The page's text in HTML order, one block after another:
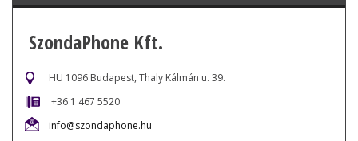
SzondaPhone Kft.
HU 1096 Budapest, Thaly Kálmán u. 39.
+36 1 467 5520
info@szondaphone.hu